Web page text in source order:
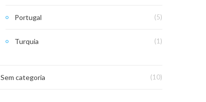
Portugal (5)
Turquia (1)
Sem categoria (10)